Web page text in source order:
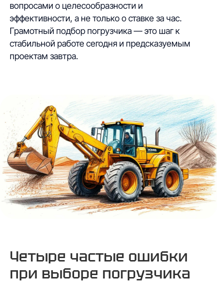
вопросами о целесообразности и
эффективности, а не только о ставке за час.
Грамотный подбор погрузчика — это шаг к
стабильной работе сегодня и предсказуемым
проектам завтра.
Четыре частые ошибки
при выборе погрузчика